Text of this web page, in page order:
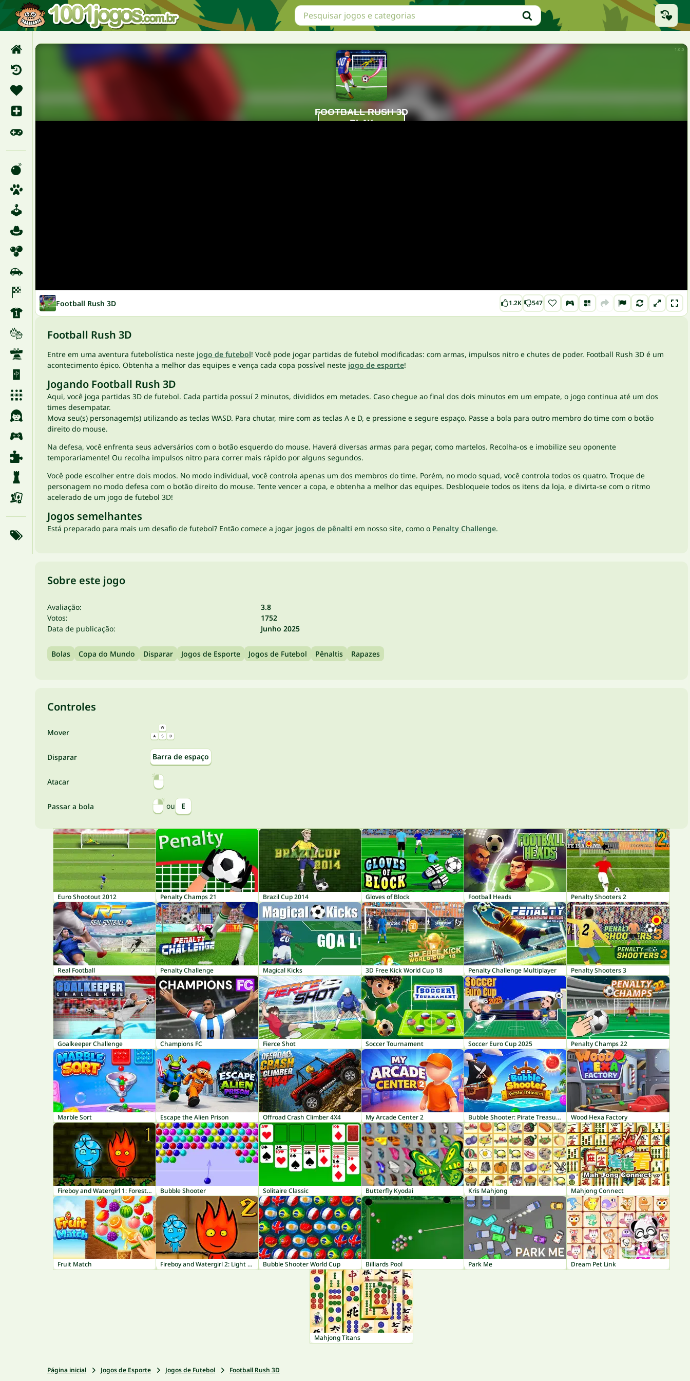
Football Rush 3D 1.2K 547
Football Rush 3D
Entre em uma aventura futebolística neste jogo de futebol! Você pode jogar partidas de futebol modificadas: com armas, impulsos nitro e chutes de poder. Football Rush 3D é um
acontecimento épico. Obtenha a melhor das equipes e vença cada copa possível neste jogo de esporte!
Jogando Football Rush 3D
Aqui, você joga partidas 3D de futebol. Cada partida possuí 2 minutos, divididos em metades. Caso chegue ao final dos dois minutos em um empate, o jogo continua até um dos
times desempatar.
Mova seu(s) personagem(s) utilizando as teclas WASD. Para chutar, mire com as teclas A e D, e pressione e segure espaço. Passe a bola para outro membro do time com o botão
direito do mouse.
Na defesa, você enfrenta seus adversários com o botão esquerdo do mouse. Haverá diversas armas para pegar, como martelos. Recolha-os e imobilize seu oponente
temporariamente! Ou recolha impulsos nitro para correr mais rápido por alguns segundos.
Você pode escolher entre dois modos. No modo individual, você controla apenas um dos membros do time. Porém, no modo squad, você controla todos os quatro. Troque de
personagem no modo defesa com o botão direito do mouse. Tente vencer a copa, e obtenha a melhor das equipes. Desbloqueie todos os itens da loja, e divirta-se com o ritmo
acelerado de um jogo de futebol 3D!
Jogos semelhantes
Está preparado para mais um desafio de futebol? Então comece a jogar jogos de pênalti em nosso site, como o Penalty Challenge.
Sobre este jogo
Avaliação:
3.8
Votos:
1752
Data de publicação:
Junho 2025
Bolas Copa do Mundo Disparar Jogos de Esporte Jogos de Futebol Pênaltis Rapazes
Controles
Mover
Disparar Barra de espaço
Atacar
Passar a bola ou E
Euro Shootout 2012 Penalty Champs 21 Brazil Cup 2014 Gloves of Block Football Heads Penalty Shooters 2
Real Football Penalty Challenge Magical Kicks 3D Free Kick World Cup 18 Penalty Challenge Multiplayer Penalty Shooters 3
Goalkeeper Challenge Champions FC Fierce Shot Soccer Tournament Soccer Euro Cup 2025 Penalty Champs 22
Marble Sort Escape the Alien Prison Offroad Crash Climber 4X4 My Arcade Center 2 Bubble Shooter: Pirate Treasures Wood Hexa Factory
Fireboy and Watergirl 1: Forest Temple Bubble Shooter Solitaire Classic Butterfly Kyodai Kris Mahjong Mahjong Connect
Fruit Match Fireboy and Watergirl 2: Light Temple Bubble Shooter World Cup Billiards Pool Park Me Dream Pet Link
Mahjong Titans
Página inicial Jogos de Esporte Jogos de Futebol Football Rush 3D